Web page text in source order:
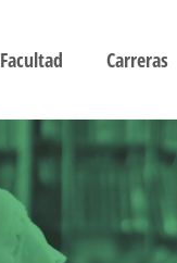
Facultad Carreras